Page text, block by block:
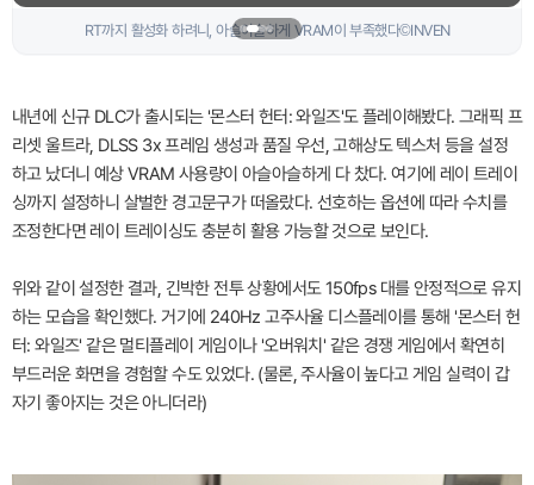
그간 꾸준한 패치로 최적화가 이뤄져서 그럴까? ©INVEN
내년에 신규 DLC가 출시되는 '몬스터 헌터: 와일즈'도 플레이해봤다. 그래픽 프
리셋 울트라, DLSS 3x 프레임 생성과 품질 우선, 고해상도 텍스처 등을 설정
하고 났더니 예상 VRAM 사용량이 아슬아슬하게 다 찼다. 여기에 레이 트레이
싱까지 설정하니 살벌한 경고문구가 떠올랐다. 선호하는 옵션에 따라 수치를
조정한다면 레이 트레이싱도 충분히 활용 가능할 것으로 보인다.
위와 같이 설정한 결과, 긴박한 전투 상황에서도 150fps 대를 안정적으로 유지
하는 모습을 확인했다. 거기에 240Hz 고주사율 디스플레이를 통해 '몬스터 헌
터: 와일즈' 같은 멀티플레이 게임이나 '오버워치' 같은 경쟁 게임에서 확연히
부드러운 화면을 경험할 수도 있었다. (물론, 주사율이 높다고 게임 실력이 갑
자기 좋아지는 것은 아니더라)